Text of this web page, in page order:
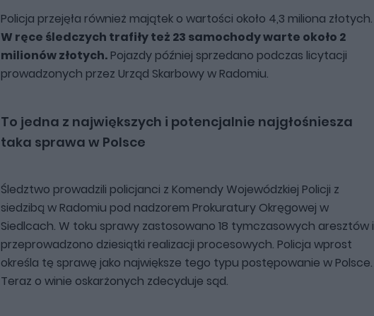
Policja przejęła również majątek o wartości około 4,3 miliona złotych.
W ręce śledczych trafiły też 23 samochody warte około 2
milionów złotych.Pojazdy później sprzedano podczas licytacji
prowadzonych przez Urząd Skarbowy w Radomiu.
To jedna z największych i potencjalnie najgłośniesza
taka sprawa w Polsce
Śledztwo prowadzili policjanci z Komendy Wojewódzkiej Policji z
siedzibą w Radomiu pod nadzorem Prokuratury Okręgowej w
Siedlcach. W toku sprawy zastosowano 18 tymczasowych aresztów i
przeprowadzono dziesiątki realizacji procesowych. Policja wprost
określa tę sprawę jako największe tego typu postępowanie w Polsce.
Teraz o winie oskarżonych zdecyduje sąd.